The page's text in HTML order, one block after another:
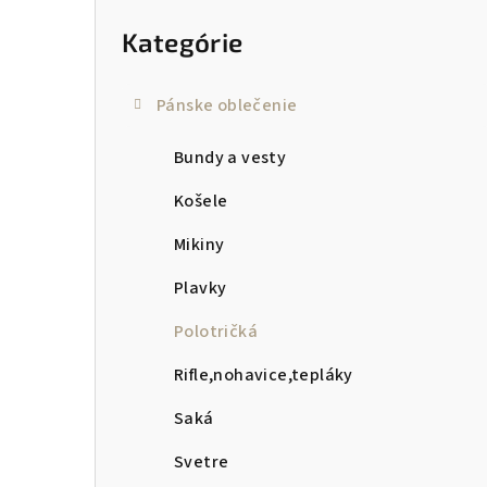
Kategórie
Pánske oblečenie
Bundy a vesty
Košele
Mikiny
Plavky
Polotričká
Rifle,nohavice,tepláky
Saká
Svetre